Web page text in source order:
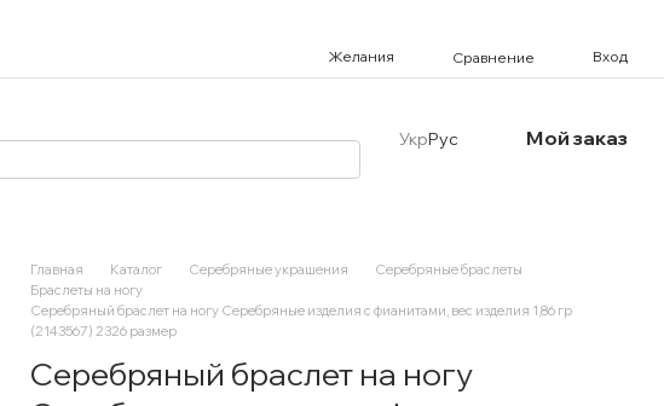
Желания Сравнение Вход
УкрРус Мой заказ
Главная Каталог Серебряные украшения
Серебряные браслеты
Браслеты на ногу
Серебряный браслет на ногу Серебряные изделия с фианитами, вес изделия 1,86 гр
(2143567) 2326 размер
Серебряный браслет на ногу